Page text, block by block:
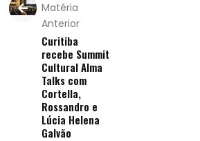
Matéria
Anterior
Curitiba
recebe Summit
Cultural Alma
Talks com
Cortella,
Rossandro e
Lúcia Helena
Galvão